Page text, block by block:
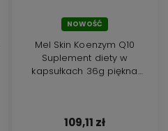
NOWOŚĆ
Mel Skin Koenzym Q10
Suplement diety w
kapsułkach 36g piękna
109,11 zł